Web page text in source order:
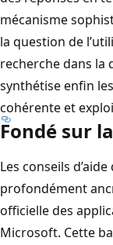
mécanisme
la question de
recherche dans la
synthétise enfin
cohérente et
Fondé sur
Les conseils
profondément
officielle des
Microsoft. Cette